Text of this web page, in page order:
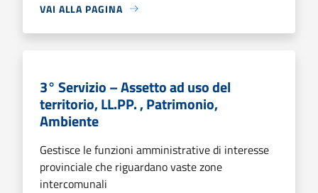
VAI ALLA PAGINA
3° Servizio – Assetto ad uso del
territorio, LL.PP. , Patrimonio,
Ambiente
Gestisce le funzioni amministrative di interesse
provinciale che riguardano vaste zone
intercomunali